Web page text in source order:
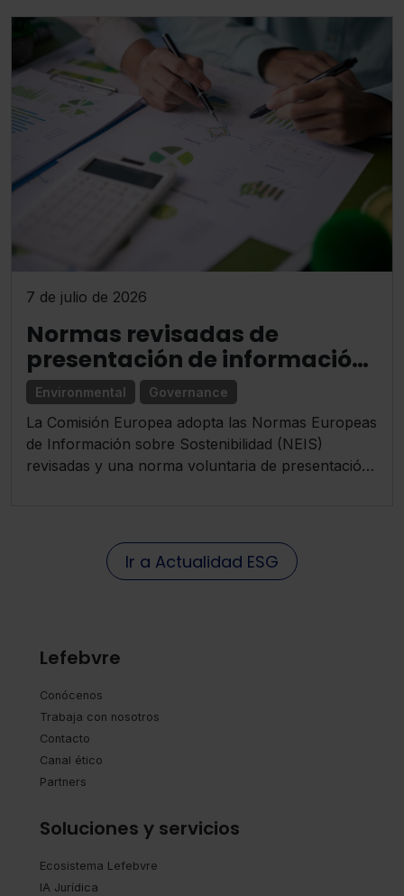
7 de julio de 2026
Normas revisadas de
presentación de información
sobre sostenibilidad para
reducir la carga
administrativa de las
empresas de la UE
Environmental Governance
La Comisión Europea adopta las Normas Europeas
de Información sobre Sostenibilidad (NEIS)
revisadas y una norma voluntaria de presentación
Ir a Actualidad ESG
Lefebvre
Conócenos
Trabaja con nosotros
Contacto
Canal ético
Partners
Soluciones y servicios
Ecosistema Lefebvre
IA Jurídica